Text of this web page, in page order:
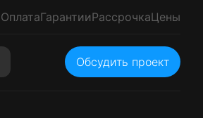
ОплатаГарантииРассрочкаЦены
Обсудить проект